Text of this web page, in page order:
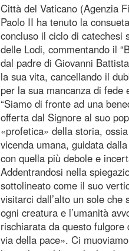
Città del Vaticano (Agenzia
Paolo II ha tenuto la
concluso il ciclo di catechesi
delle Lodi, commentando il
dal padre di Giovanni
la sua vita, cancellando il
per la sua mancanza di fede
“Siamo di fronte ad una
offerta dal Signore al suo
«profetica» della storia,
vicenda umana, guidata
con quella più debole e
Addentrandosi nella
sottolineato come il suo
visitarci dall’alto un sole
ogni creatura e l’umanità
rischiarata da questo
via della pace». Ci